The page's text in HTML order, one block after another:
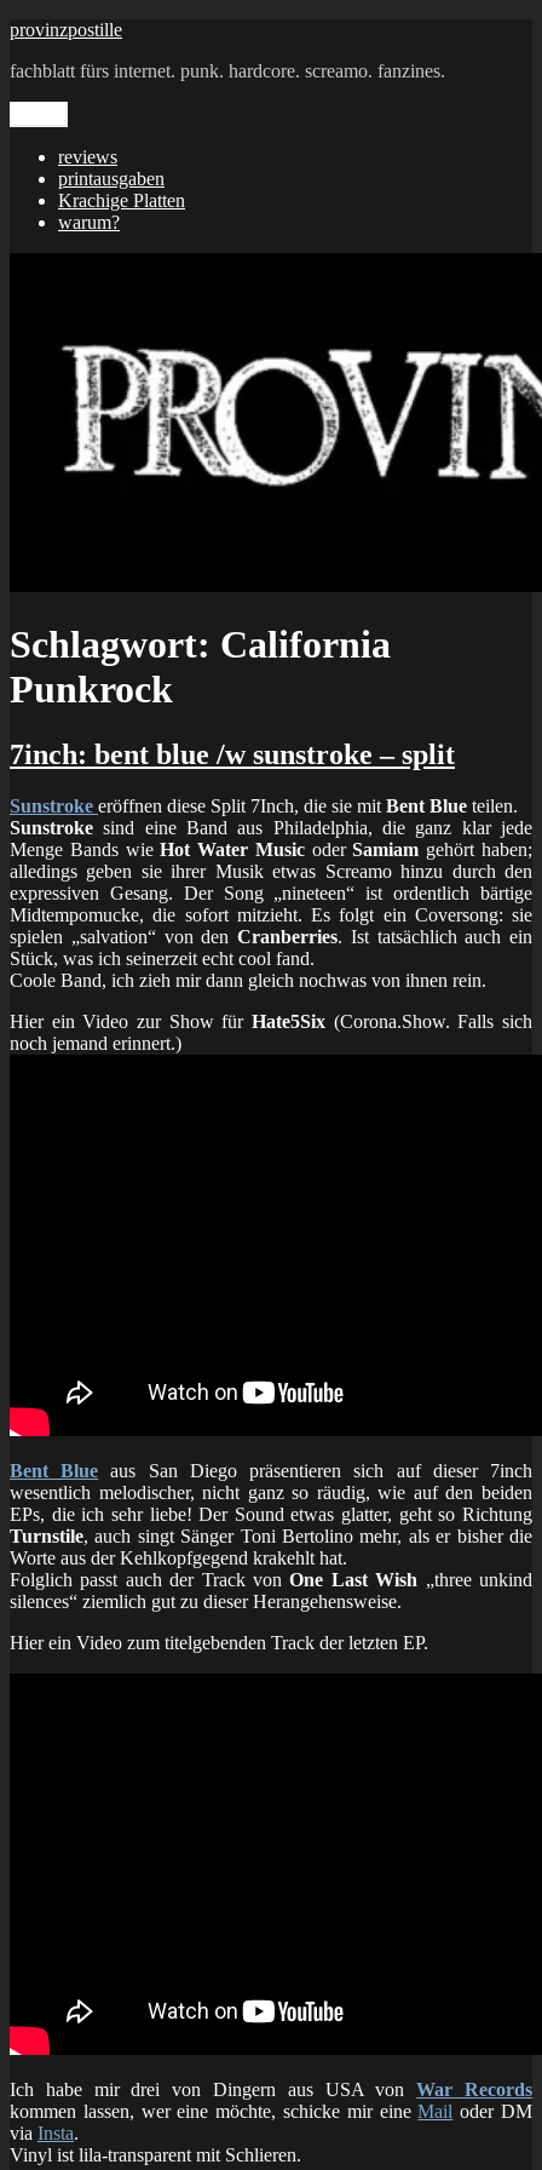
Zum
springen
provinzpostille
fachblatt fürs internet. punk. hardcore. screamo. fanzines.
reviews
printausgaben
Krachige Platten
warum?
Schlagwort: California
Punkrock
7inch: bent blue /w sunstroke – split
Sunstroke eröffnen diese Split 7Inch, die sie mit Bent Blue teilen.
Sunstroke sind eine Band aus Philadelphia, die ganz klar jede
Menge Bands wieHot Water MusicoderSamiam gehört haben;
alledings geben sie ihrer Musik etwas Screamo hinzu durch den
expressiven Gesang. Der Song „nineteen“ ist ordentlich bärtige
Midtempomucke, die sofort mitzieht. Es folgt ein Coversong: sie
spielen „salvation“ von den Cranberries. Ist tatsächlich auch ein
Stück, was ich seinerzeit echt cool fand.
Coole Band, ich zieh mir dann gleich nochwas von ihnen rein.
Hier ein Video zur Show für Hate5Six (Corona.Show. Falls sich
noch jemand erinnert.)
Bent Blue aus San Diego präsentieren sich auf dieser 7inch
wesentlich melodischer, nicht ganz so räudig, wie auf den beiden
EPs, die ich sehr liebe! Der Sound etwas glatter, geht so Richtung
Turnstile, auch singt Sänger Toni Bertolino mehr, als er bisher die
Worte aus der Kehlkopfgegend krakehlt hat.
Folglich passt auch der Track vonOne Last Wish „three unkind
silences“ ziemlich gut zu dieser Herangehensweise.
Hier ein Video zum titelgebenden Track der letzten EP.
Ich habe mir drei von Dingern aus USA vonWar Records
kommen lassen, wer eine möchte, schicke mir eineMail oder DM
via Insta.
Vinyl ist lila-transparent mit Schlieren.